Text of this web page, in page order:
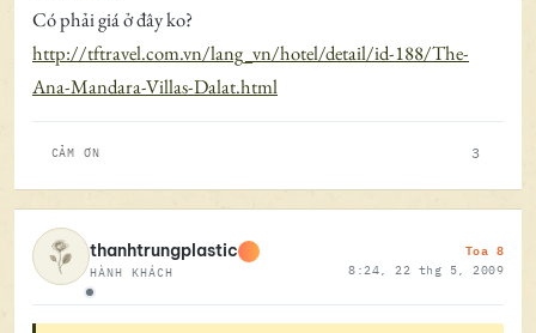
Có phải giá ở đây ko?
http://tftravel.com.vn/lang_vn/hotel/detail/id-188/The-
Ana-Mandara-Villas-Dalat.html
CẢM ƠN 3
Ngoại tuyến
thanhtrungplastic
HÀNH KHÁCH
Toa 8
8:24, 22 thg 5, 2009